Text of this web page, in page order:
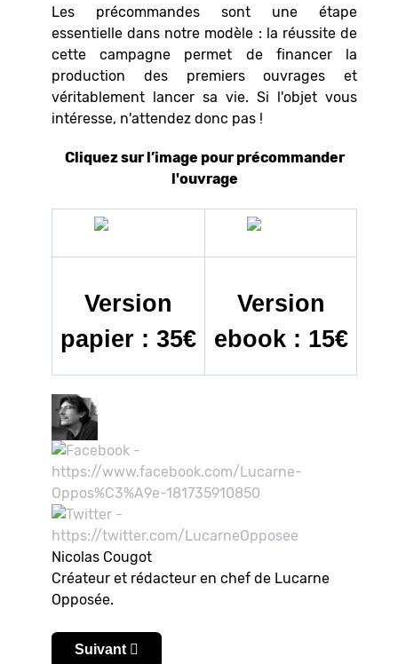
Les précommandes sont une étape
essentielle dans notre modèle : la réussite de
cette campagne permet de financer la
production des premiers ouvrages et
véritablement lancer sa vie. Si l'objet vous
intéresse, n'attendez donc pas !
Cliquez sur l’image pour précommander
l'ouvrage
Version
papier : 35€
Version
ebook : 15€
Nicolas Cougot
Créateur et rédacteur en chef de Lucarne
Opposée.
Article suivant : Cacamiseta 2025 : Manchester
Suivant